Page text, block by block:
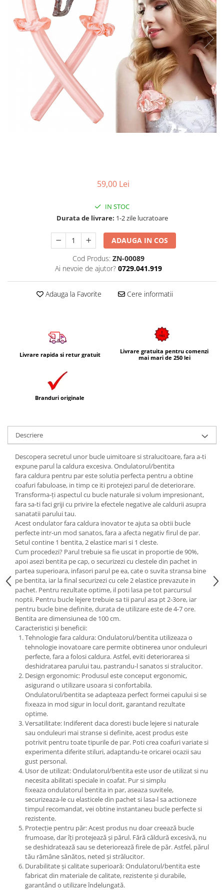
59,00 Lei
IN STOC
Durata de livrare: 1-2 zile lucratoare
ADAUGA IN COS
Cod Produs: ZN-00089
Ai nevoie de ajutor? 0729.041.919
Adauga la Favorite Cere informatii
Livrare rapida si retur gratuit
Livrare gratuita pentru comenzi
mai mari de 250 lei
Branduri originale
Descriere
Descopera secretul unor bucle uimitoare si stralucitoare, fara a-ti
expune parul la caldura excesiva. Ondulatorul/bentita
fara caldura pentru par este solutia perfecta pentru a obtine
coafuri fabuloase, in timp ce iti protejezi parul de deteriorare.
Transforma-ți aspectul cu bucle naturale si volum impresionant,
fara sa-ti faci griji cu privire la efectele negative ale caldurii asupra
sanatatii parului tau.
Acest ondulator fara caldura inovator te ajuta sa obtii bucle
perfecte intr-un mod sanatos, fara a afecta negativ firul de par.
Setul contine 1 bentita, 2 elastice mari si 1 cleste.
Cum procedezi? Parul trebuie sa fie uscat in proportie de 90%,
apoi asezi bentita pe cap, o securizezi cu clestele din pachet in
partea superioara, infasori parul pe ea, cate o suvita stransa bine
pe bentita, iar la final securizezi cu cele 2 elastice prevazute in
pachet. Pentru rezultate optime, il poti lasa pe tot parcursul
noptii. Pentru bucle lejere trebuie sa tii parul asa pt 2-3ore, iar
pentru bucle bine definite, durata de utilizare este de 4-7 ore.
Bentita are dimensiunea de 100 cm.
Caracteristici și beneficii:
Tehnologie fara caldura: Ondulatorul/bentita utilizeaza o
tehnologie inovatoare care permite obtinerea unor onduleuri
perfecte, fara a folosi caldura. Astfel, eviti deteriorarea si
deshidratarea parului tau, pastrandu-l sanatos si stralucitor.
Design ergonomic: Produsul este conceput ergonomic,
asigurand o utilizare usoara si confortabila.
Ondulatorul/bentita se adapteaza perfect formei capului si se
fixeaza in mod sigur in locul dorit, garantand rezultate
optime.
Versatilitate: Indiferent daca doresti bucle lejere si naturale
sau onduleuri mai stranse si definite, acest produs este
potrivit pentru toate tipurile de par. Poti crea coafuri variate si
experimenta diferite stiluri, adaptandu-te oricarei ocazii sau
gust personal.
Usor de utilizat: Ondulatorul/bentita este usor de utilizat si nu
necesita abilitati speciale in coafat. Pur si simplu
fixeaza ondulatorul bentita in par, aseaza suvitele,
securizeaza-le cu elasticele din pachet si lasa-l sa actioneze
timpul recomandat, vei obtine instantaneu bucle perfecte si
rezistente.
Protecție pentru păr: Acest produs nu doar creează bucle
frumoase, dar îți protejează și părul. Fără căldură excesivă, nu
se deshidratează sau se deteriorează firele de păr. Astfel, părul
tău rămâne sănătos, neted și strălucitor.
Durabilitate și calitate superioară: Ondulatorul/bentita este
fabricat din materiale de calitate, rezistente și durabile,
garantând o utilizare îndelungată.